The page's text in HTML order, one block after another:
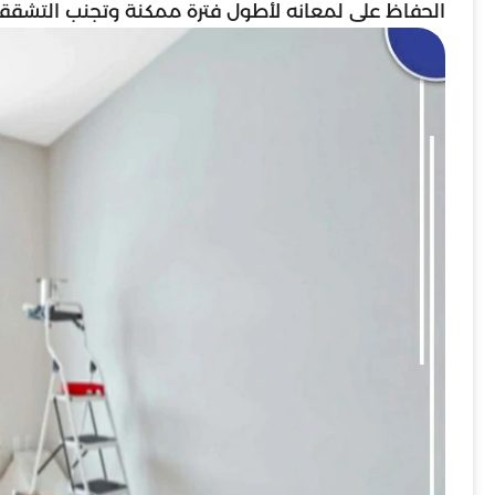
الحفاظ على لمعانه لأطول فترة ممكنة وتجنب